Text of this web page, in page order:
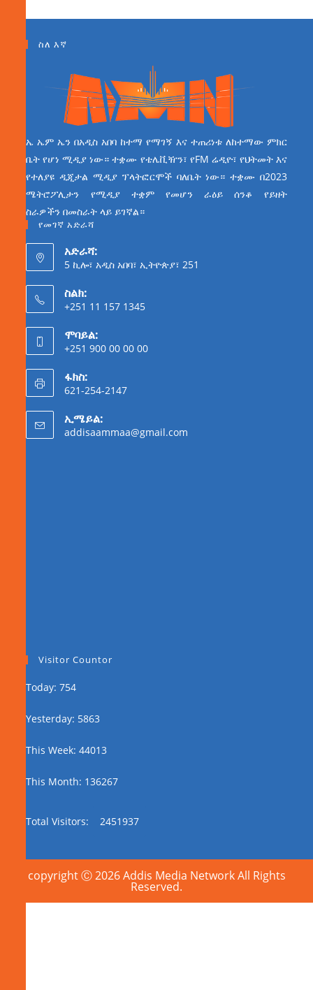
ስለ እኛ
ኤ ኤም ኤን በአዲስ አበባ ከተማ የማገኝ እና ተጠሪነቱ ለከተማው ምክር
ቤት የሆነ ሚዲያ ነው። ተቋሙ የቴሌቪዥን፣ የFM ሬዲዮ፣ የህትመት እና
የተለያዩ ዲጂታል ሚዲያ ፕላትፎርሞች ባለቤት ነው። ተቋሙ በ2023
ሜትሮፖሊታን የሚዲያ ተቋም የመሆን ራዕይ ሰንቆ የይዘት
ስራዎችን በመስራት ላይ ይገኛል።
የመገኛ አድራሻ
አድራሻ:
5 ኪሎ፣ አዲስ አበባ፣ ኢትዮጵያ፣ 251
ስልክ:
+251 11 157 1345
ሞባይል:
+251 900 00 00 00
ፋክስ:
621-254-2147
ኢሜይል:
addisaammaa@gmail.com
Visitor Countor
Today: 754
Yesterday: 5863
This Week: 44013
This Month: 136267
Total Visitors: 2451937
copyright Ⓒ 2026 Addis Media Network All Rights
Reserved.